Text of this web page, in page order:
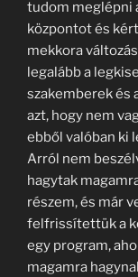
tudom meglépni
központot és
mekkora
legalább a
szakemberek és
azt, hogy nem
ebből valóban ki
Arról nem
hagytak
részem, és már
felfrissítettük a
egy program,
magamra